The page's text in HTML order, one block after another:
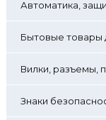
Автоматика,
Бытовые товары
Вилки, разъемы,
Знаки